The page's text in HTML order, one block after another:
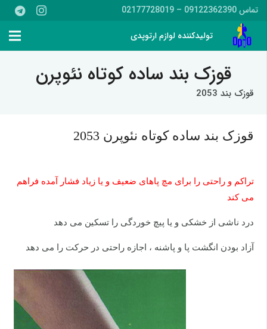
تماس 09122362390 – 02177728019
تولیدکننده لوازم ارتوپدی
قوزک بند ساده کوتاه نئوپرن
قوزک بند 2053
قوزک بند ساده کوتاه نئوپرن 2053
تراکم و راحتی را برای مچ پاهای ضعیف و یا زیاد فشار آمده فراهم
می کند
درد ناشی از خشکی و یا پیچ خوردگی را تسکین می دهد
آزاد بودن انگشت پا و پاشنه ، اجازه راحتی در حرکت را می دهد